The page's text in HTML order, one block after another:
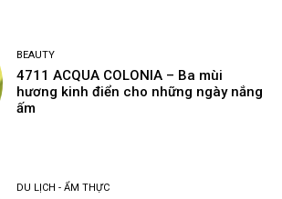
BEAUTY
4711 ACQUA COLONIA – Ba mùi
hương kinh điển cho những ngày nắng
ấm
DU LỊCH - ẨM THỰC